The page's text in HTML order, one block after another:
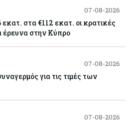
07-08-2026
στα €112 εκατ. οι κρατικές
έρευνα στην Κύπρο
07-08-2026
για τις τιμές των
07-08-2026